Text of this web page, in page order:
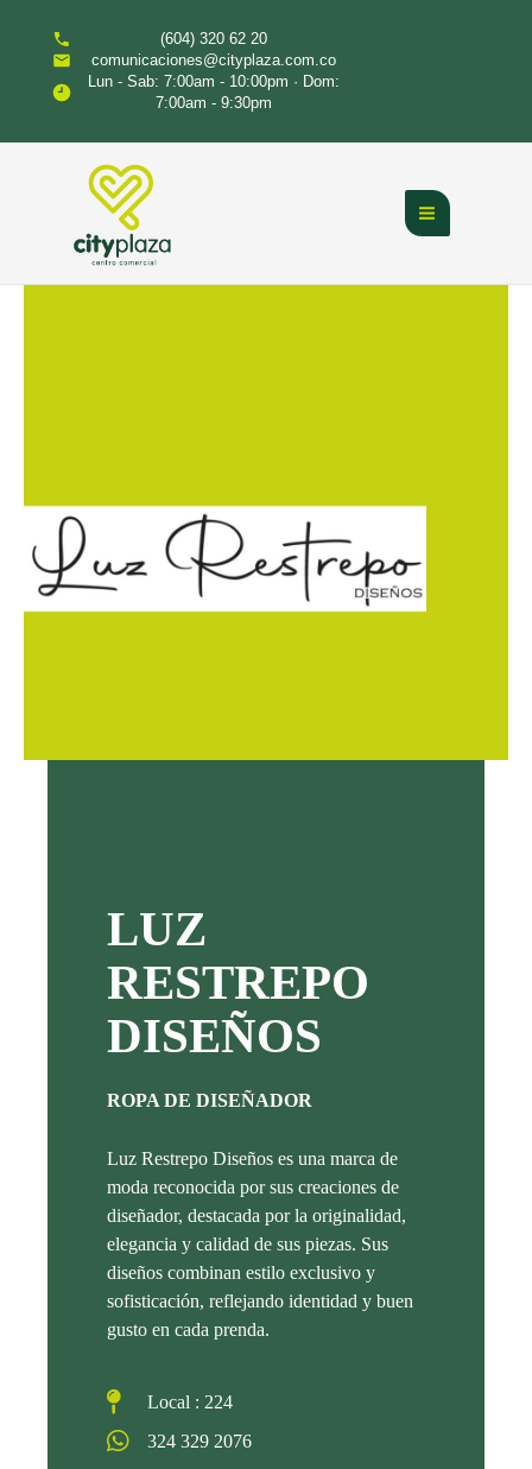
contenido
(604) 320 62 20
comunicaciones@cityplaza.com.co
Lun - Sab: 7:00am - 10:00pm · Dom:
7:00am - 9:30pm
LUZ
RESTREPO
DISEÑOS
ROPA DE DISEÑADOR
Luz Restrepo Diseños es una marca de
moda reconocida por sus creaciones de
diseñador, destacada por la originalidad,
elegancia y calidad de sus piezas. Sus
diseños combinan estilo exclusivo y
sofisticación, reflejando identidad y buen
gusto en cada prenda.
Local : 224
324 329 2076